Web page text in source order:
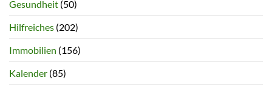
Gesundheit (50)
Hilfreiches (202)
Immobilien (156)
Kalender (85)